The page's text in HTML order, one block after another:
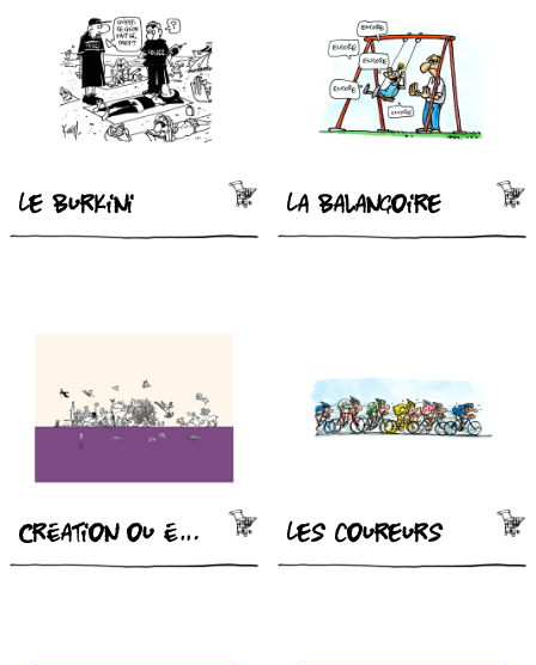
Le burkini La balançoire
Création ou évolution ? Les coureurs